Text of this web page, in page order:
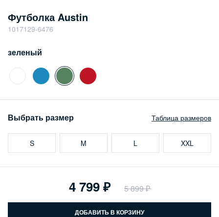
Футболка Austin
1017129-6476
зеленый
Выбрать размер Таблица размеров
S M L XXL
ДОБАВИТЬ В КОРЗИНУ
4 799 5 899